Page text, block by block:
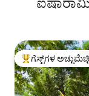
ಗೆಸ್ಟ್‌ಗಳಿಗೆ ಅತಿ ಹೆಚ್ಚು
ಗೆಸ್ಟ್‌ಗಳ